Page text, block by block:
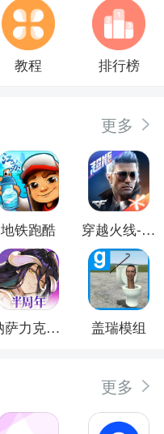
教程 排行榜
更多
地铁跑酷 穿越火线-枪战王者
纳萨力克之王 盖瑞模组
更多